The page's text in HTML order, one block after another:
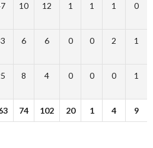
10 12 1 1 1 0
6 6 0 0 2 1
8 4 0 0 0 1
74 102 20 1 4 9